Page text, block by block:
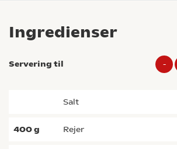
Ingredienser
Servering til -
salt
400g rejer